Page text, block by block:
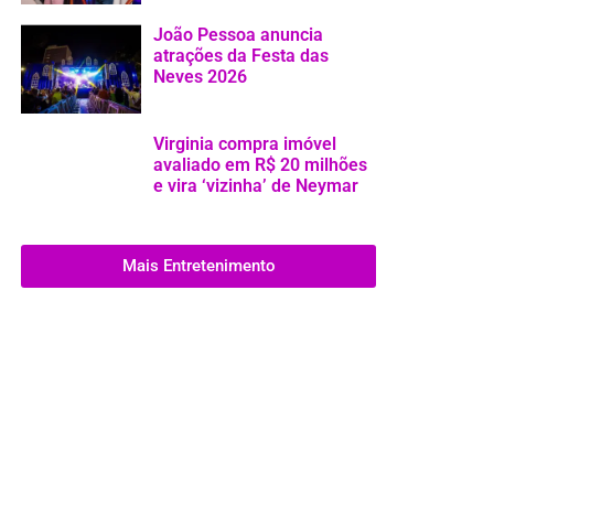
João Pessoa anuncia
atrações da Festa das
Neves 2026
Virginia compra imóvel
avaliado em R$ 20 milhões
e vira ‘vizinha’ de Neymar
Mais Entretenimento